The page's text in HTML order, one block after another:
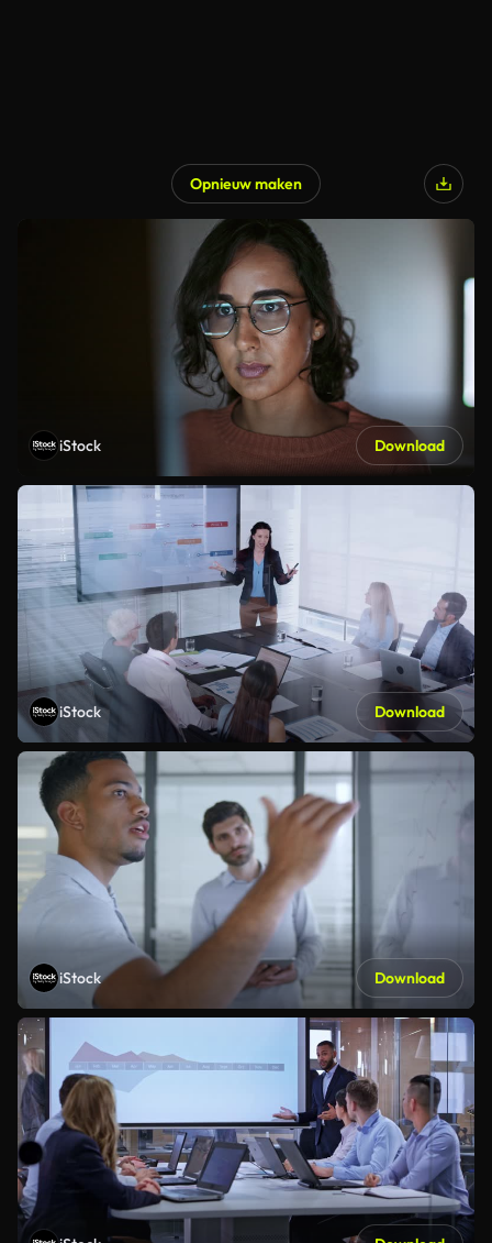
Opnieuw maken
iStock Download
iStock Download
iStock Download